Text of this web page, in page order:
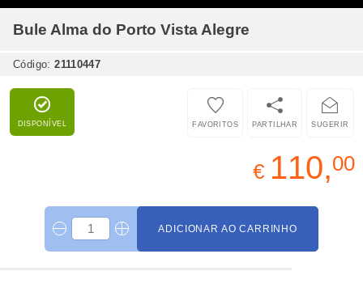
Bule Alma do Porto Vista Alegre
Código:21110447
DISPONÍVEL SUGERIR
PARTILHAR
FAVORITOS
€ 110,00
ADICIONAR AO CARRINHO